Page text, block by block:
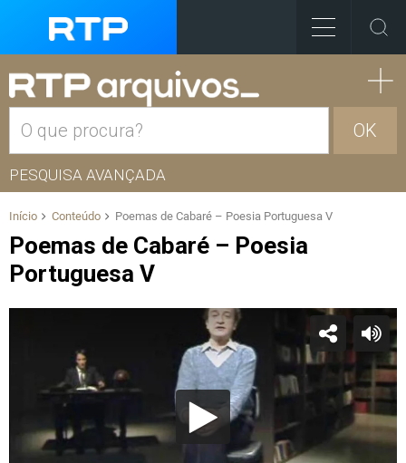
OK
PESQUISA AVANÇADA
Início Conteúdo Poemas de Cabaré – Poesia Portuguesa V
Poemas de Cabaré – Poesia
Portuguesa V